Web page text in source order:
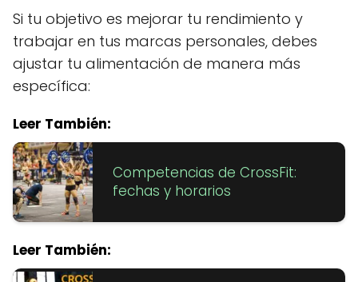
Si tu objetivo es mejorar tu rendimiento y
trabajar en tus marcas personales, debes
ajustar tu alimentación de manera más
específica:
Leer También:
Competencias de CrossFit:
fechas y horarios
Leer También: